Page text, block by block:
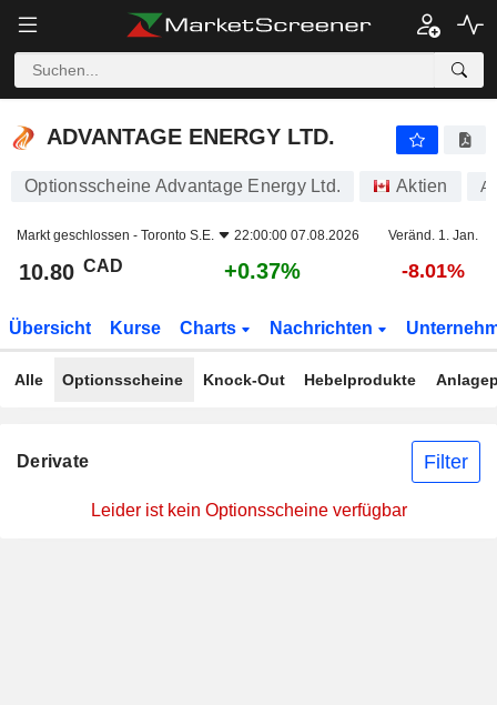
ADVANTAGE ENERGY LTD.
ADVANTAGE ENERGY LTD.
Optionsscheine Advantage Energy Ltd. Aktien
Markt geschlossen - Toronto S.E. 22:00:00 07.08.2026 Veränd. 1. Jan.
10.80 CAD +0.37% -8.01%
Übersicht Kurse Charts Nachrichten
Alle Optionsscheine Knock-Out Hebelprodukte
Derivate Filter
Leider ist kein Optionsscheine verfügbar